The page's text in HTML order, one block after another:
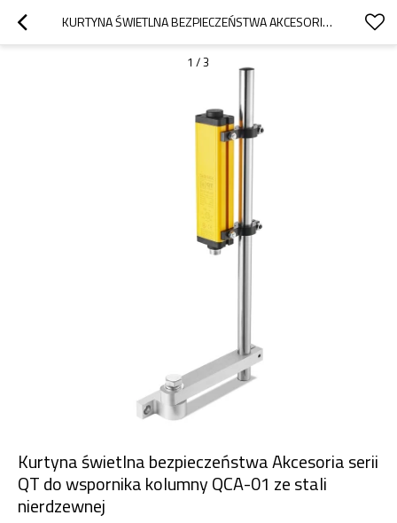
KURTYNA ŚWIETLNA BEZPIECZEŃSTWA AKCESORIA SERII QT DO WSPORNIKA KOLUMNY QCA-01 ZE STALI NIERDZEWNEJ
1 /3
Kurtyna świetlna bezpieczeństwa Akcesoria serii
QT do wspornika kolumny QCA-01 ze stali
nierdzewnej